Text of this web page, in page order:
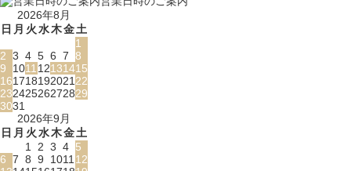
2026年8月
日 月 火水木金土
1
2 3 4 5 6 7 8
9
1011 12131415
161718192021 22
23242526272829
3031
2026年9月
日 月 火水木金土
1
2 3 4 5
6 7 8 9 1011 12